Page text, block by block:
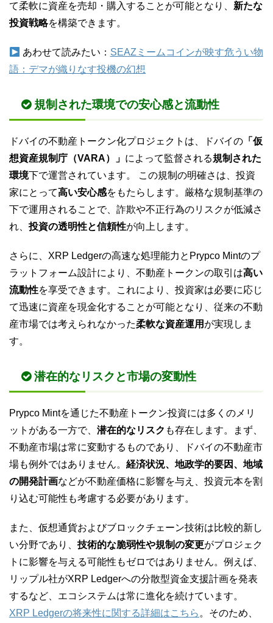
て柔軟に資産を売却・購入することが可能となり、 新たな
投資戦略を構築できます。
あわせて読みたい： SEAZミームコインが映す危うい物
語：デマが織りなす投機の幻想
規制された環境での安心感と流動性
ドバイの不動産トークン化プロジェクトは、ドバイの 「仮
想資産規制庁（VARA）」 によって監督される規制された
環境下で運営されています。 この規制の明確さは、投資
家にとって高い安心感をもたらします。厳格な規制基準の
下で運用されることで、詐欺や不正行為のリスクが低減さ
れ、 投資の透明性と信頼性が向上します。
さらに、XRP Ledgerの高速な処理能力とPrypco Mintのプ
ラットフォーム設計により、不動産トークンの取引は高い
流動性を享受できます。これにより、投資家は必要に応じ
て迅速に資産を現金化することが可能となり、従来の不動
産市場では考えられなかった柔軟な資産運用 が実現しま
す。
潜在的なリスクと市場の変動性
Prypco Mintを通じた不動産トークン投資には多くのメリ
ットがある一方で、 潜在的なリスク も存在します。まず、
不動産市場は常に変動するものであり、ドバイの不動産市
場も例外ではありません。 経済状況、地政学的要因、地域
の開発計画などが不動産価格に影響を与え、投資元本を割
り込む可能性も考慮する必要があります。
また、仮想通貨およびブロックチェーン技術は比較的新し
い分野であり、 技術的な脆弱性や規制の変更がプロジェク
トに影響を与える可能性もゼロではありません。例えば、
リップル社がXRP Ledgerへの分散型資金支援計画を発表
するなど、エコシステムは常に進化を続けています。
XRP Ledgerの将来性に関する詳細はこちら 。そのため、